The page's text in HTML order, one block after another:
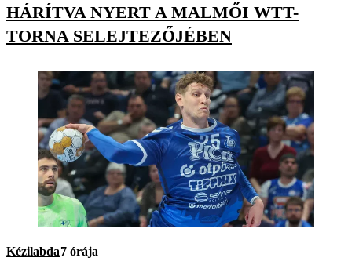
HÁRÍTVA NYERT A MALMŐI WTT-
TORNA SELEJTEZŐJÉBEN
Kézilabda7 órája